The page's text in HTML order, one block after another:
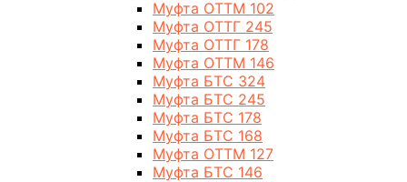
Муфта ОТТМ 102
Муфта ОТТГ 245
Муфта ОТТГ 178
Муфта ОТТМ 146
Муфта БТС 324
Муфта БТС 245
Муфта БТС 178
Муфта БТС 168
Муфта ОТТМ 127
Муфта БТС 146